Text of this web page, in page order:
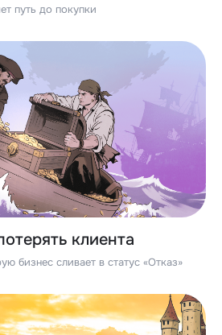
путь до покупки
клиента
бизнес сливает в статус «Отказ»